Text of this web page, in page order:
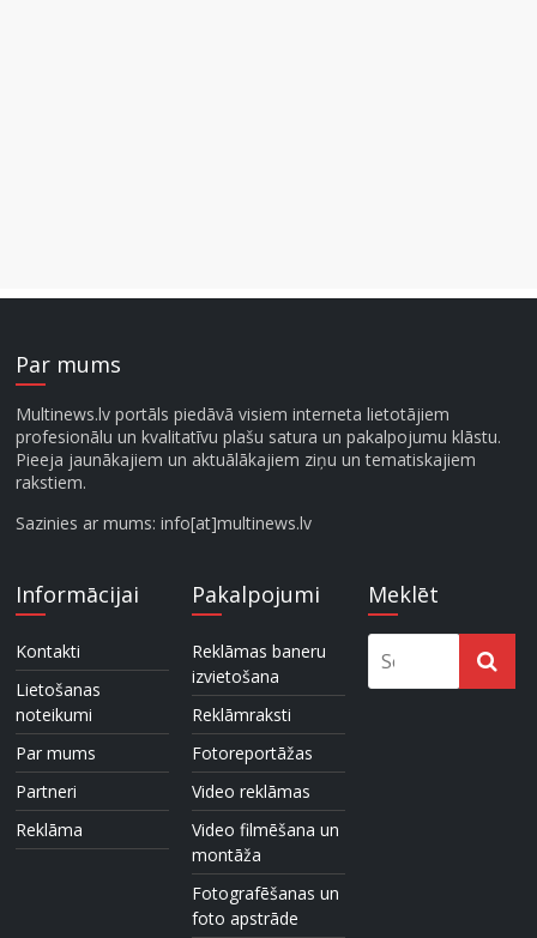
Par mums
Multinews.lv portāls piedāvā visiem interneta lietotājiem
profesionālu un kvalitatīvu plašu satura un pakalpojumu klāstu.
Pieeja jaunākajiem un aktuālākajiem ziņu un tematiskajiem
rakstiem.
Sazinies ar mums: info[at]multinews.lv
Informācijai
Kontakti
Lietošanas
noteikumi
Par mums
Partneri
Reklāma
Pakalpojumi
Reklāmas baneru
izvietošana
Reklāmraksti
Fotoreportāžas
Video reklāmas
Video filmēšana un
montāža
Fotografēšanas un
foto apstrāde
Meklēt